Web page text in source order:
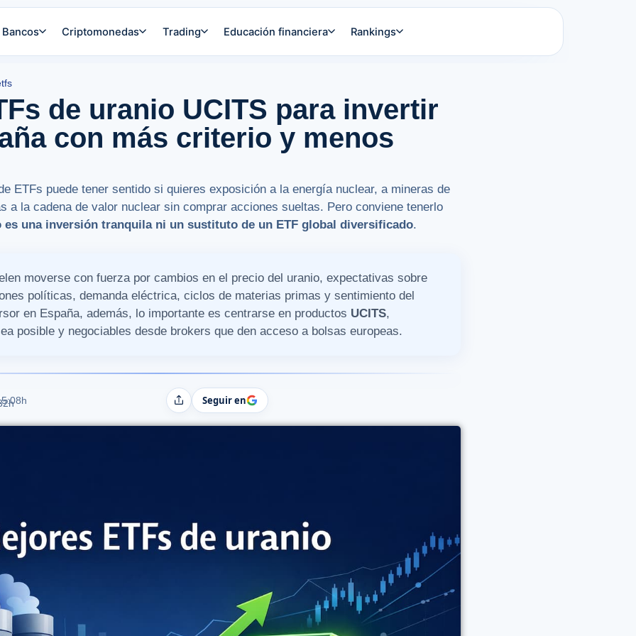
Bancos Criptomonedas Trading Educación financiera Rankings
de uranio UCITS para invertir
con más criterio y menos
ETFs puede tener sentido si quieres exposición a la energía nuclear, a mineras de
a la cadena de valor nuclear sin comprar acciones sueltas. Pero conviene tenerlo
es una inversión tranquila ni un sustituto de un ETF global diversificado.
moverse con fuerza por cambios en el precio del uranio, expectativas sobre
políticas, demanda eléctrica, ciclos de materias primas y sentimiento del
en España, además, lo importante es centrarse en productos UCITS,
posible y negociables desde brokers que den acceso a bolsas europeas.
CompartirSeguir en